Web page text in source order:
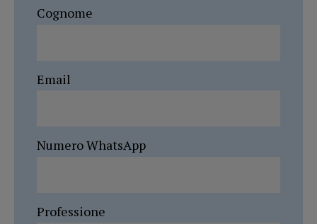
Cognome
Email
Numero WhatsApp
Professione